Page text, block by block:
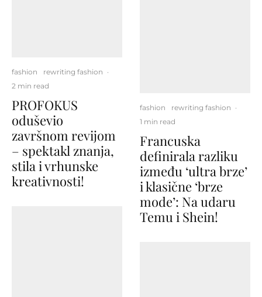
fashion rewriting fashion ·
2 min read
PROFOKUS
oduševio
završnom revijom
– spektakl znanja,
stila i vrhunske
kreativnosti!
fashion rewriting fashion ·
1 min read
Francuska
definirala razliku
između ‘ultra brze’
i klasične ‘brze
mode’: Na udaru
Temu i Shein!